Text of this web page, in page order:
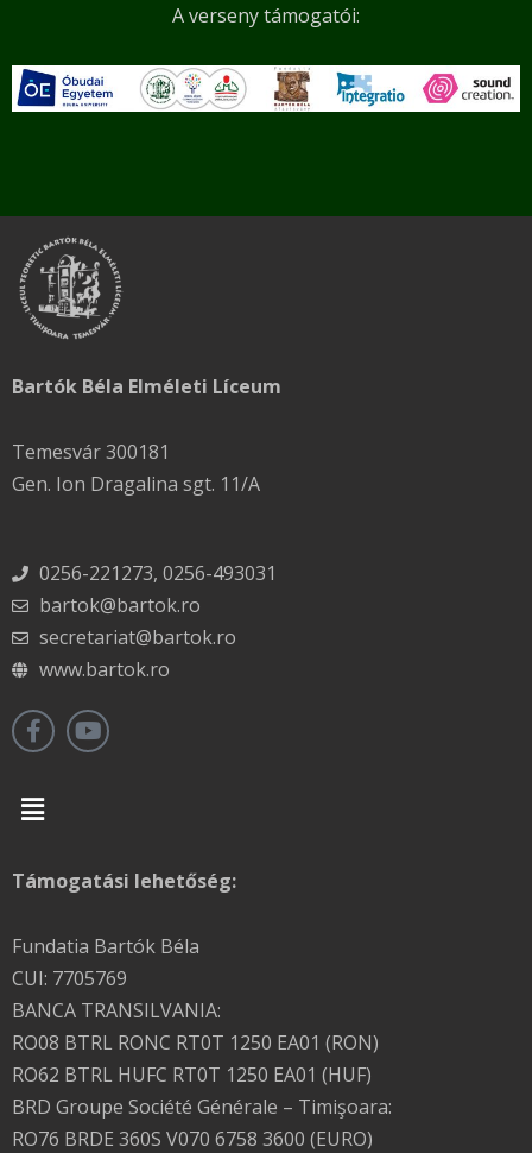
A verseny támogatói:
Bartók Béla Elméleti Líceum
Temesvár 300181
Gen. Ion Dragalina sgt. 11/A
0256-221273, 0256-493031
bartok@bartok.ro
secretariat@bartok.ro
www.bartok.ro
Menu
Támogatási lehetőség:
Fundatia Bartók Béla
CUI: 7705769
BANCA TRANSILVANIA:
RO08 BTRL RONC RT0T 1250 EA01 (RON)
RO62 BTRL HUFC RT0T 1250 EA01 (HUF)
BRD Groupe Société Générale – Timişoara:
RO76 BRDE 360S V070 6758 3600 (EURO)